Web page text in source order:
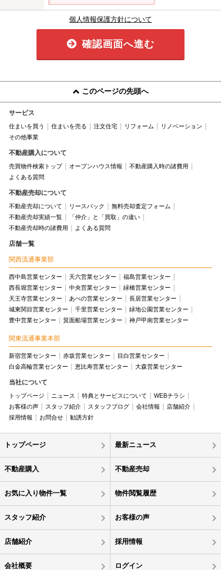
個人情報保護方針について
確認画面へ進む
このページの先頭へ
サービス
住まいを買う 住まいを売る 注文住宅 リフォーム
リノベーション
その他事業
不動産購入について
売買物件検索トップ オープンハウス情報
不動産購入時の諸費用
よくある質問
不動産売却について
不動産売却について リースバック
無料売却査定フォーム
不動産売却実績一覧
「仲介」と「買取」の違い
不動産売却時の諸費用
よくある質問
店舗一覧
関西流通事業部
西中島営業センター 天六営業センター
福島営業センター
西長堀営業センター
中央営業センター
緑橋営業センター
天王寺営業センター
あべの営業センター
長居営業センター
城東関目営業センター
千里営業センター
緑地公園営業センター
豊中営業センター
箕面船場営業センター 神戸甲南営業センター
関東流通事業本部
新宿営業センター 赤坂営業センター
目白営業センター
白金高輪営業センター
恵比寿営業センター 大森営業センター
当社について
トップページ ニュース 特典とサービスについて
WEBチラシ
お客様の声
スタッフ紹介 スタッフブログ 会社情報
店舗紹介
採用情報
お問合せ 勧誘方針
トップページ 最新ニュース
不動産購入 不動産売却
お気に入り物件一覧 物件閲覧履歴
スタッフ紹介 お客様の声
店舗紹介 採用情報
会社概要 ログイン